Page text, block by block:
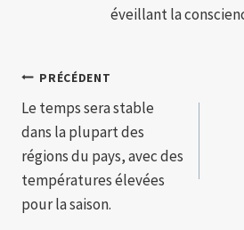
éveillant la
Navigation
de
l’article
PRÉCÉDENT
Le temps sera stable
dans la plupart des
régions du pays, avec des
températures élevées
pour la saison.